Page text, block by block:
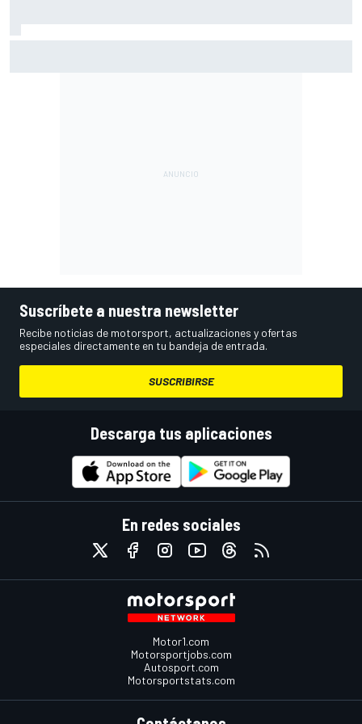
Suscríbete a nuestra newsletter
Recibe noticias de motorsport, actualizaciones y ofertas
especiales directamente en tu bandeja de entrada.
SUSCRIBIRSE
Descarga tus aplicaciones
En redes sociales
Motor1.com
Motorsportjobs.com
Autosport.com
Motorsportstats.com